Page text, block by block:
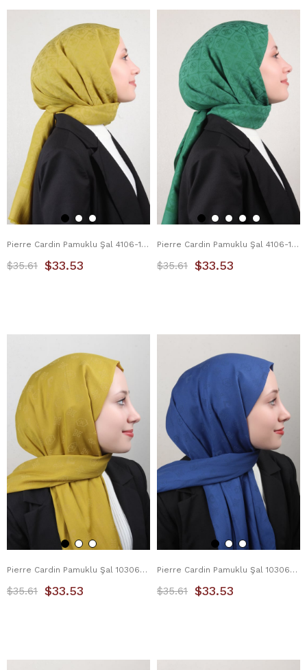
Pierre Cardin Pamuklu Şal 4106-15 Hardal
$33.53
$35.61
Pierre Cardin Pamuklu Şal 4106-19 Yeşil
$33.53
$35.61
Pierre Cardin Pamuklu Şal 1030600-962 Hardal
$33.53
$35.61
Pierre Cardin Pamuklu Şal 1030600-924 Gece Mavisi
$33.53
$35.61